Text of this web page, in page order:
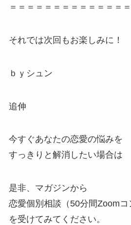
＝＝＝＝＝＝＝＝＝＝＝＝＝
それでは次回もお楽しみに！
ｂｙシュン
追伸
今すぐあなたの恋愛の悩みを
すっきりと解消したい場合は
是非、マガジンから
恋愛個別相談（50分間Zoomコ
を受けてみてください。